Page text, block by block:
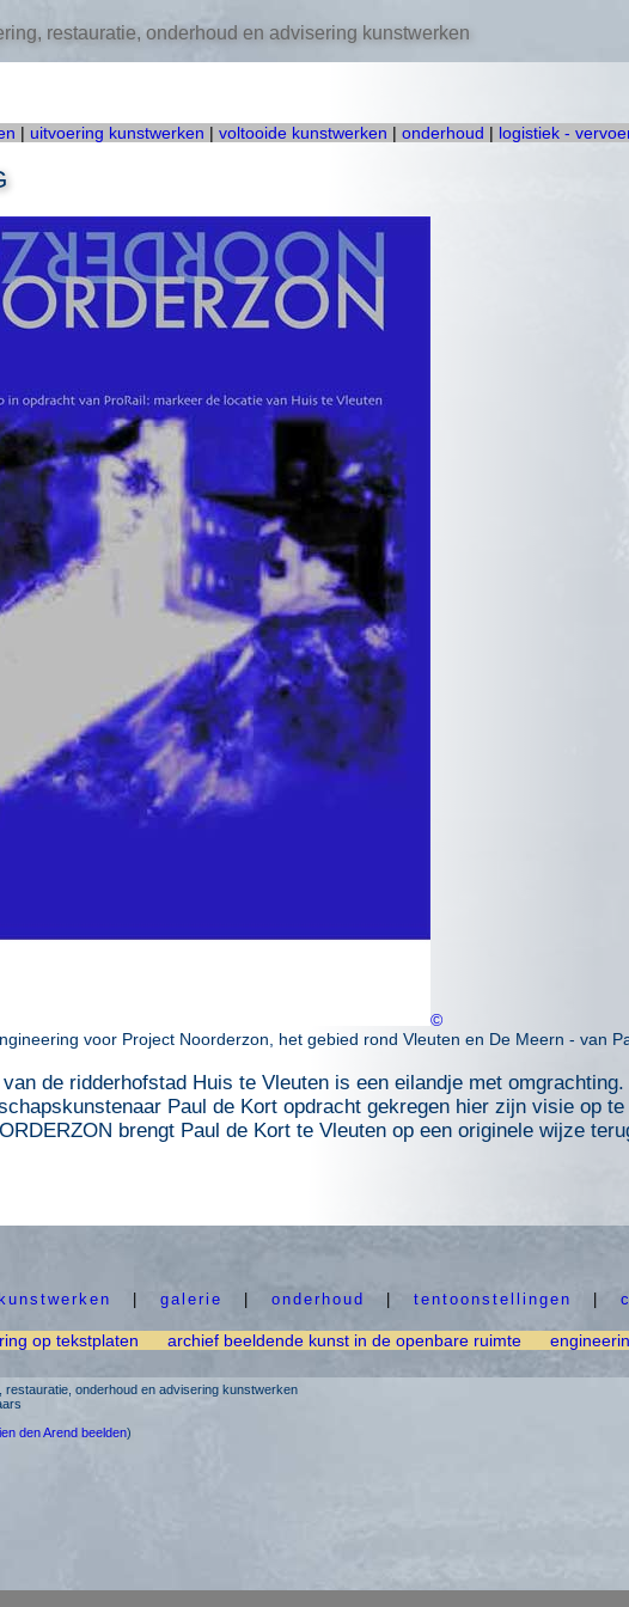
restauratie, onderhoud en advisering kunstwerken
| uitvoering kunstwerken | voltooide kunstwerken | onderhoud | logistiek -
©
voor Project Noorderzon, het gebied rond Vleuten en De Meern - van
de ridderhofstad Huis te Vleuten is een eilandje met
Paul de Kort opdracht gekregen hier zijn visie op
brengt Paul de Kort te Vleuten op een originele wijze
galerie onderhoud tentoonstellingen
op tekstplaten archief beeldende kunst in de openbare ruimte
onderhoud en advisering kunstwerken
den Arend beelden)